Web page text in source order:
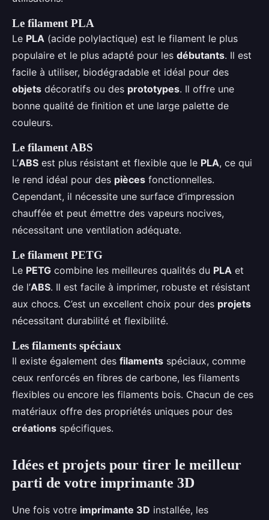
Le filament PLA
Le PLA (acide polylactique) est le filament le plus
populaire et le plus adapté pour les débutants. Il est
facile à utiliser, biodégradable et idéal pour des
objets décoratifs ou des prototypes. Il offre une
bonne qualité de finition et une large palette de
couleurs.
Le filament ABS
L’ABS est plus résistant et flexible que le PLA, ce qui
le rend idéal pour des pièces fonctionnelles.
Cependant, il nécessite une surface d’impression
chauffée et peut émettre des vapeurs nocives,
nécessitant une ventilation adéquate.
Le filament PETG
Le PETG combine les meilleures qualités du PLA et
de l’ABS. Il est facile à imprimer, robuste et résistant
aux chocs. C’est un excellent choix pour des projets
nécessitant durabilité et flexibilité.
Les filaments spéciaux
Il existe également des filaments spéciaux, comme
ceux renforcés en fibres de carbone, les filaments
flexibles ou encore les filaments bois. Chacun de ces
matériaux offre des propriétés uniques pour des
créations spécifiques.
Idées et projets pour tirer le meilleur
parti de votre imprimante 3D
Une fois votre imprimante 3D installée, les